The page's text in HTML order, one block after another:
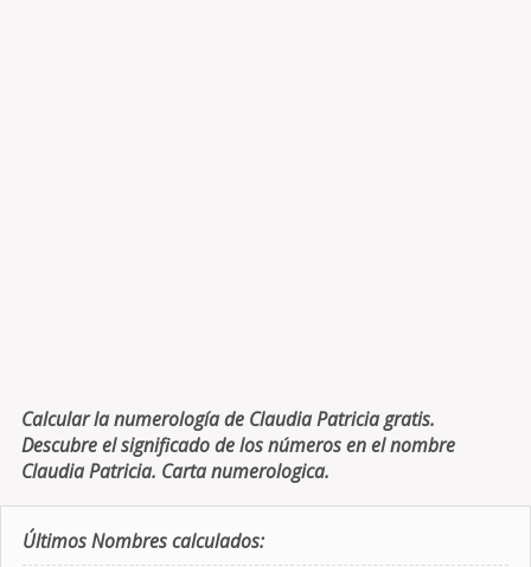
Calcular la numerología de Claudia Patricia gratis.
Descubre el significado de los números en el nombre
Claudia Patricia. Carta numerologica.
Últimos Nombres calculados: